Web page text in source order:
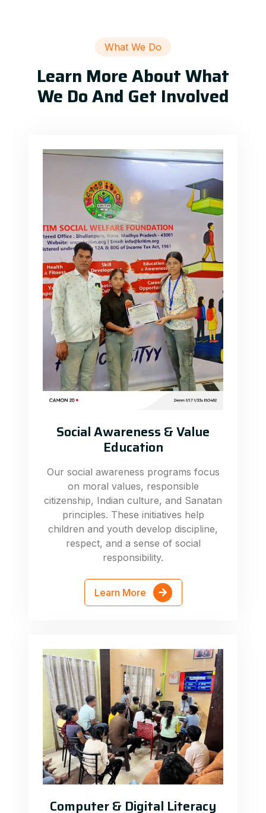
What We Do
Learn More About What
We Do And Get Involved
Social Awareness & Value
Education
Our social awareness programs focus
on moral values, responsible
citizenship, Indian culture, and Sanatan
principles. These initiatives help
children and youth develop discipline,
respect, and a sense of social
responsibility.
Learn More
Computer & Digital Literacy